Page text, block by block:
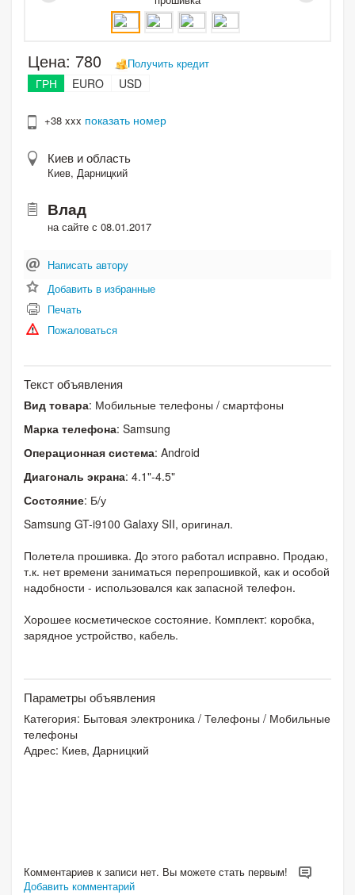
Цена: 780 Получить кредит
ГРН EURO USD
+38 xxx показать номер
Киев и область
Киев, Дарницкий
Влад
на сайте с 08.01.2017
Написать автору
Добавить в избранные
Печать
Пожаловаться
Текст объявления
Вид товара: Мобильные телефоны / смартфоны
Марка телефона: Samsung
Операционная система: Android
Диагональ экрана: 4.1"-4.5"
Состояние: Б/у
Samsung GT-i9100 Galaxy SII, оригинал.
Полетела прошивка. До этого работал исправно. Продаю,
т.к. нет времени заниматься перепрошивкой, как и особой
надобности - использовался как запасной телефон.
Хорошее косметическое состояние. Комплект: коробка,
зарядное устройство, кабель.
Параметры объявления
Категория: Бытовая электроника / Телефоны / Мобильные
телефоны
Адрес: Киев, Дарницкий
Комментариев к записи нет. Вы можете стать первым!
Добавить комментарий